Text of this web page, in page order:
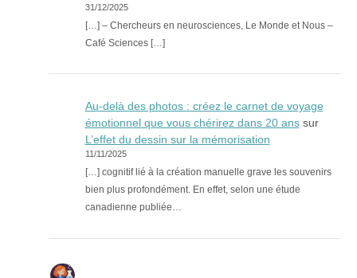
31/12/2025
[…] – Chercheurs en neurosciences, Le Monde et Nous –
Café Sciences […]
Au-delà des photos : créez le carnet de voyage
émotionnel que vous chérirez dans 20 anssur
L’effet du dessin sur la mémorisation
11/11/2025
[…] cognitif lié à la création manuelle grave les souvenirs
bien plus profondément. En effet, selon une étude
canadienne publiée…